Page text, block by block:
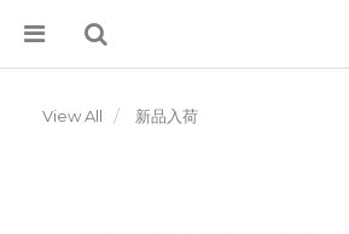
View All 新品入荷